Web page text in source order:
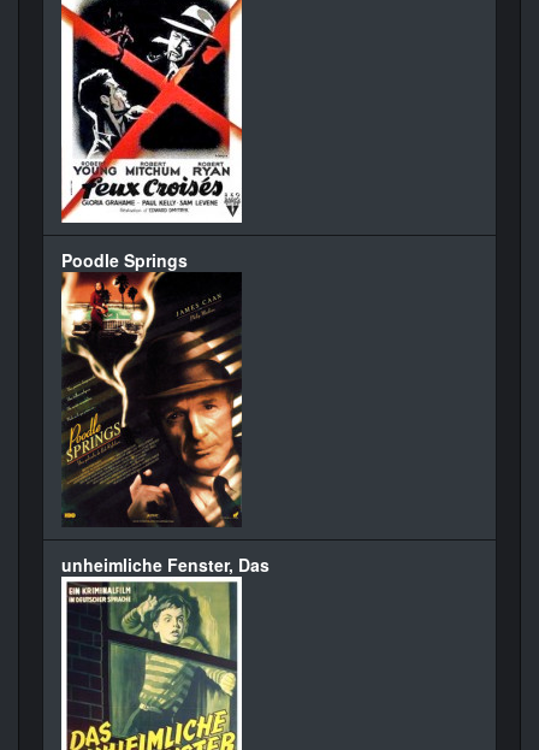
Poodle Springs
unheimliche Fenster, Das